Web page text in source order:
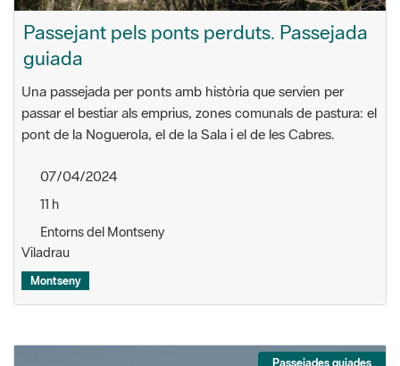
Passejant pels ponts perduts. Passejada
guiada
Una passejada per ponts amb història que servien per
passar el bestiar als emprius, zones comunals de pastura: el
pont de la Noguerola, el de la Sala i el de les Cabres.
07/04/2024
11 h
Entorns del Montseny
Viladrau
Montseny
Passejades guiades